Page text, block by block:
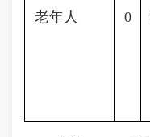
老年人
0